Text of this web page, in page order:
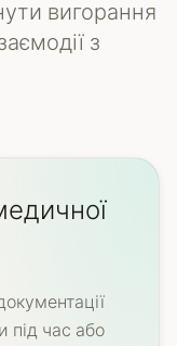
вигорання
з
під час або